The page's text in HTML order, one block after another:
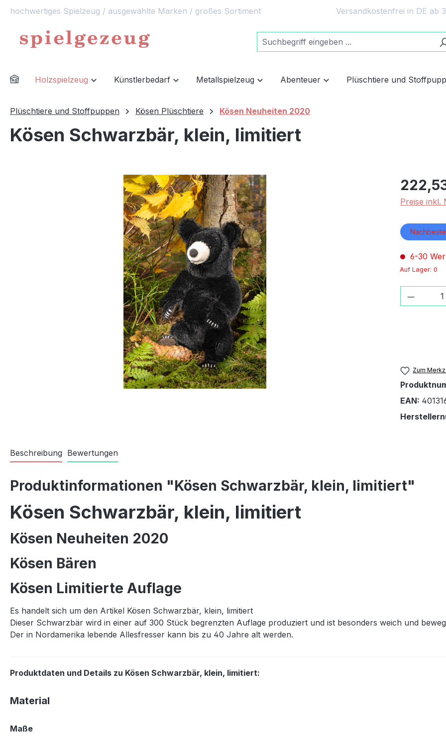
Zur Hauptnavigation springen
hochwertiges Spielzeug / ausgewählte Marken / großes Sortiment Versandkostenfrei in DE ab
Holzspielzeug Künstlerbedarf Metallspielzeug Abenteuer Plüschtiere und
Plüschtiere und Stoffpuppen Kösen Plüschtiere Kösen Neuheiten 2020
Kösen Schwarzbär, klein, limitiert
Preise inkl.
6-30
Auf Lager: 0
Zum
EAN:
Beschreibung Bewertungen
Produktinformationen "Kösen Schwarzbär, klein, limitiert"
Kösen Schwarzbär, klein, limitiert
Kösen Neuheiten 2020
Kösen Bären
Kösen Limitierte Auflage
Es handelt sich um den Artikel Kösen Schwarzbär, klein, limitiert
Dieser Schwarzbär wird in einer auf 300 Stück begrenzten Auflage produziert und ist besonders weich und
Der in Nordamerika lebende Allesfresser kann bis zu 40 Jahre alt werden.
Produktdaten und Details zu Kösen Schwarzbär, klein, limitiert:
Material
Maße